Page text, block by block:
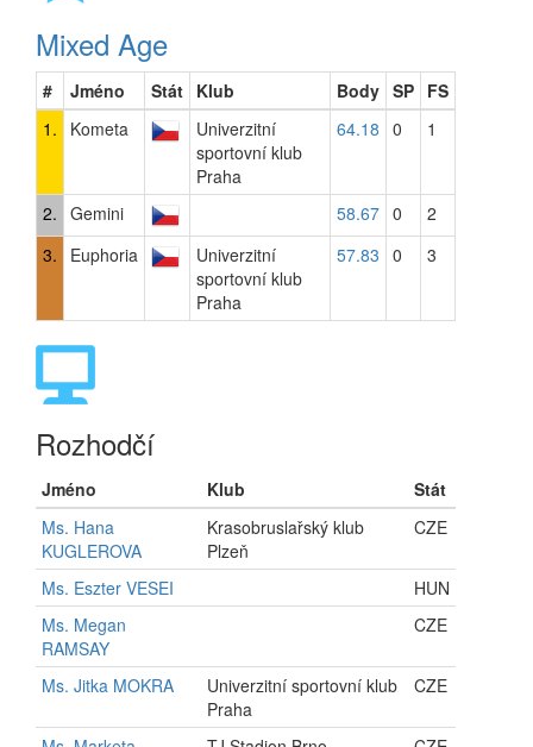
Mixed Age
# Jméno Stát Klub Body SP FS
1.
Kometa
Univerzitní
sportovní klub
Praha
64.18 0 1
2. Gemini 58.67 0
2
3.
Euphoria
Univerzitní
sportovní klub
Praha
57.83 0 3
Rozhodčí
Jméno Klub
Stát
Ms. Hana
KUGLEROVA
Krasobruslařský klub
Plzeň
CZE
Ms. Eszter VESEI
HUN
Ms. Megan
RAMSAY
CZE
Ms. Jitka MOKRA
Univerzitní sportovní klub
Praha
CZE